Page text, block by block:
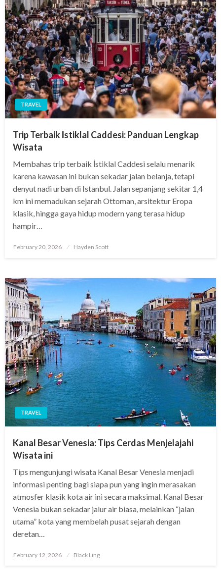
TRAVEL
Trip Terbaik İstiklal Caddesi: Panduan Lengkap
Wisata
Membahas trip terbaik İstiklal Caddesi selalu menarik
karena kawasan ini bukan sekadar jalan belanja, tetapi
denyut nadi urban di Istanbul. Jalan sepanjang sekitar 1,4
km ini memadukan sejarah Ottoman, arsitektur Eropa
klasik, hingga gaya hidup modern yang terasa hidup
hampir…
Posted
February 20, 2026 Hayden Scott
TRAVEL
Kanal Besar Venesia: Tips Cerdas Menjelajahi
Wisata ini
Tips mengunjungi wisata Kanal Besar Venesia menjadi
informasi penting bagi siapa pun yang ingin merasakan
atmosfer klasik kota air ini secara maksimal. Kanal Besar
Venesia bukan sekadar jalur air biasa, melainkan “jalan
utama” kota yang membelah pusat sejarah dengan
deretan…
Posted
February 12, 2026 Black Ling